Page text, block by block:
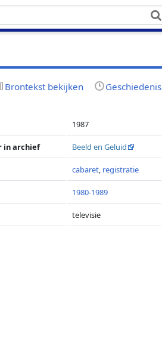
Brontekst bekijken Geschiedenis
1987
in archief Beeld en Geluid
cabaret, registratie
1980-1989
televisie